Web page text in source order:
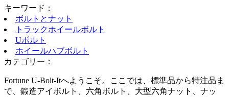
キーワード：
ボルトとナット
トラックホイールボルト
Uボルト
ホイールハブボルト
カテゴリー：
Fortune U-Bolt-Itへようこそ。ここでは、標準品から特注品ま
で、鍛造アイボルト、六角ボルト、大型六角ナット、ナッ